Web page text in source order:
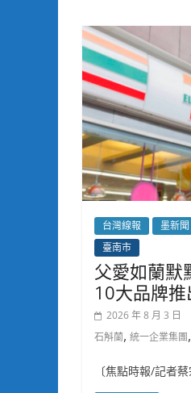
台灣線報 墨新聞
臺南市
父愛如蘭默
10大品牌
2026 年 8 月 3 日
石斛蘭, 統一企業集團,
〔焦點時報/記者